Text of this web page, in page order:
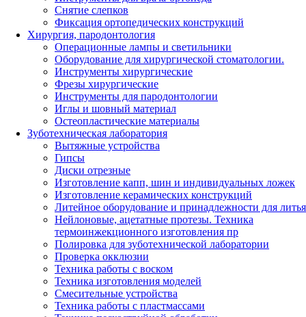
Снятие слепков
Фиксация ортопедических конструкций
Хирургия, пародонтология
Операционные лампы и светильники
Оборудование для хирургической стоматологии.
Инструменты хирургические
Фрезы хирургические
Инструменты для пародонтологии
Иглы и шовный материал
Остеопластические материалы
Зуботехническая лаборатория
Вытяжные устройства
Гипсы
Диски отрезные
Изготовление капп, шин и индивидуальных ложек
Изготовление керамических конструкций
Литейное оборудование и принадлежности для литья
Нейлоновые, ацетатные протезы. Техника
термоинжекционного изготовления пр
Полировка для зуботехнической лаборатории
Проверка окклюзии
Техника работы с воском
Техника изготовления моделей
Смесительные устройства
Техника работы с пластмассами